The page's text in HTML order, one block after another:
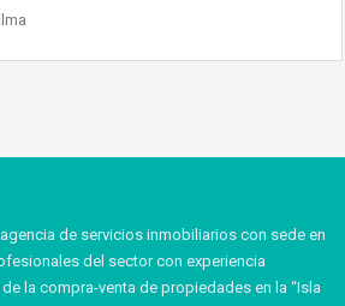
de servicios inmobiliarios con sede en
del sector con experiencia
la compra-venta de propiedades en la “Isla